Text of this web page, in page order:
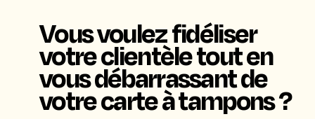
Vous voulez fidéliser
votre clientèle tout en
vous débarrassant de
votre carte à tampons ?